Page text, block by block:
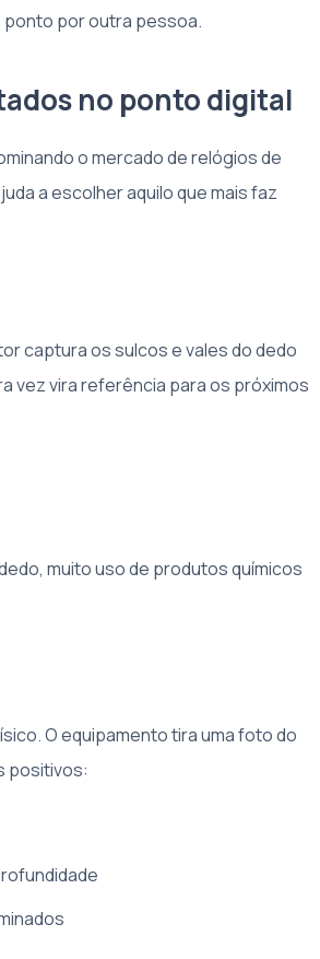
ponto por outra pessoa.
no ponto digital
o mercado de relógios de
a escolher aquilo que mais faz
captura os sulcos e vales do dedo
vez vira referência para os próximos
muito uso de produtos químicos
O equipamento tira uma foto do
positivos: